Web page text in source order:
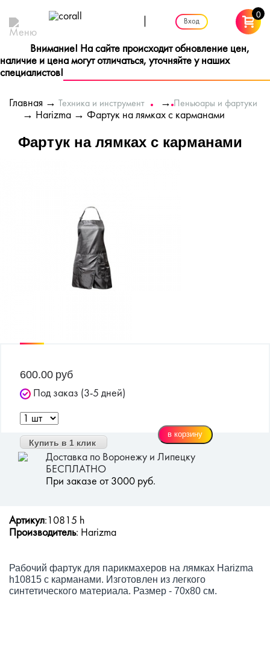
Вход
0
Внимание! На сайте происходит обновление цен,
наличие и цена могут отличаться, уточняйте у наших
специалистов!
Главная→ Техника и инструмент →Пеньюары и фартуки
→ Harizma→ Фартук на лямках с карманами
Фартук на лямках с карманами
600.00 руб
Под заказ (3-5 дней)
Купить в 1 клик
Доставка по Воронежу и Липецку
БЕСПЛАТНО
При заказе от 3000 руб.
Артикул:10815 h
Производитель: Harizma
Рабочий фартук для парикмахеров на лямках Harizma
h10815 с карманами. Изготовлен из легкого
синтетического материала. Размер - 70х80 см.